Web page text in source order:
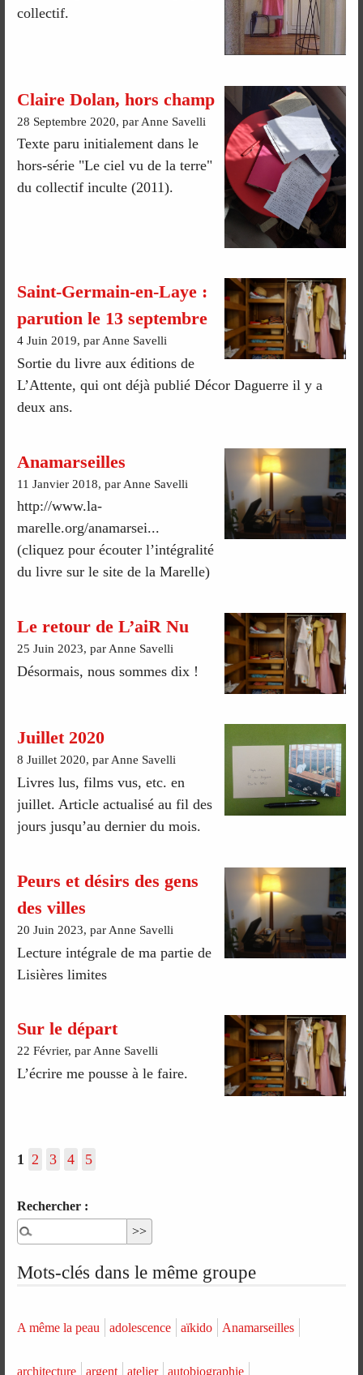
collectif.
Claire Dolan, hors champ
28 Septembre 2020, par Anne Savelli
Texte paru initialement dans le
hors-série "Le ciel vu de la terre"
du collectif inculte (2011).
Saint-Germain-en-Laye :
parution le 13 septembre
4 Juin 2019, par Anne Savelli
Sortie du livre aux éditions de
L’Attente, qui ont déjà publié Décor Daguerre il y a
deux ans.
Anamarseilles
11 Janvier 2018, par Anne Savelli
http://www.la-
marelle.org/anamarsei...
(cliquez pour écouter l’intégralité
du livre sur le site de la Marelle)
Le retour de L’aiR Nu
25 Juin 2023, par Anne Savelli
Désormais, nous sommes dix !
Juillet 2020
8 Juillet 2020, par Anne Savelli
Livres lus, films vus, etc. en
juillet. Article actualisé au fil des
jours jusqu’au dernier du mois.
Peurs et désirs des gens
des villes
20 Juin 2023, par Anne Savelli
Lecture intégrale de ma partie de
Lisières limites
Sur le départ
22 Février, par Anne Savelli
L’écrire me pousse à le faire.
1 2 3 4 5
Rechercher :
Mots-clés dans le même groupe
A même la peau adolescence aïkido Anamarseilles
architecture argent atelier autobiographie